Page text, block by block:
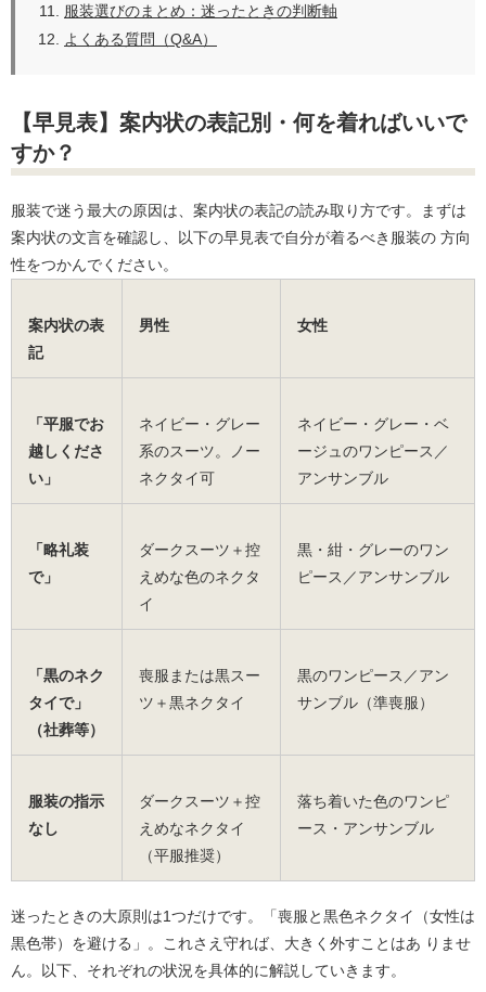
服装選びのまとめ：迷ったときの判断軸
よくある質問（Q&A）
【早見表】案内状の表記別・何を着ればいいで
すか？
服装で迷う最大の原因は、案内状の表記の読み取り方です。まずは
案内状の文言を確認し、以下の早見表で自分が着るべき服装の 方向
性をつかんでください。
案内状の表
記
男性 女性
「平服でお
越しくださ
い」
ネイビー・グレー
系のスーツ。ノー
ネクタイ可
ネイビー・グレー・ベ
ージュのワンピース／
アンサンブル
「略礼装
で」
ダークスーツ＋控
えめな色のネクタ
イ
黒・紺・グレーのワン
ピース／アンサンブル
「黒のネク
タイで」
（社葬等）
喪服または黒スー
ツ＋黒ネクタイ
黒のワンピース／アン
サンブル（準喪服）
服装の指示
なし
ダークスーツ＋控
えめなネクタイ
（平服推奨）
落ち着いた色のワンピ
ース・アンサンブル
迷ったときの大原則は1つだけです。「喪服と黒色ネクタイ（女性は
黒色帯）を避ける」。これさえ守れば、大きく外すことはあ りませ
ん。以下、それぞれの状況を具体的に解説していきます。